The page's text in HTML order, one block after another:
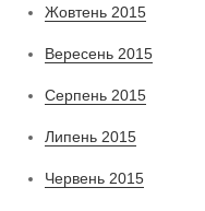
Жовтень 2015
Вересень 2015
Серпень 2015
Липень 2015
Червень 2015